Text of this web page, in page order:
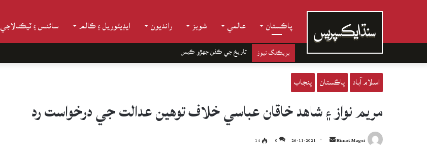
پاڪستان عالمي شوبز رانديون ايڊيٽوريل ۽ ڪالم سائنس ۽ ٽيڪنالاجي
بريڪنگ نيوز تاريخ جي ڪفن جھڙو ڪيس
اسلام آباد پاڪستان پنجاب
مريم نواز ۽ شاهد خاقان عباسي خلاف توهين عدالت جي درخواست رد
Himat Magsi
Send
26-11-2021
0
14